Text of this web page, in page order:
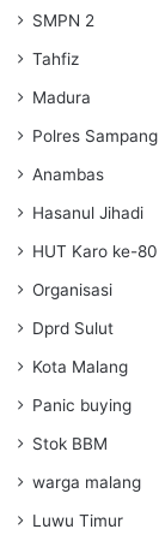
SMPN 2
Tahfiz
Madura
Polres Sampang
Anambas
Hasanul Jihadi
HUT Karo ke-80
Organisasi
Dprd Sulut
Kota Malang
Panic buying
Stok BBM
warga malang
Luwu Timur